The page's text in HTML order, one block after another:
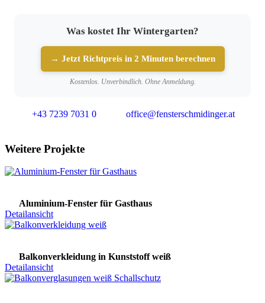
Was kostet Ihr Wintergarten?
→ Jetzt Richtpreis in 2 Minuten berechnen
Kostenlos. Unverbindlich. Ohne Anmeldung.
+43 7239 7031 0 office@fensterschmidinger.at
Weitere Projekte
Aluminium-Fenster für Gasthaus
Detailansicht
Balkonverkleidung in Kunststoff weiß
Detailansicht